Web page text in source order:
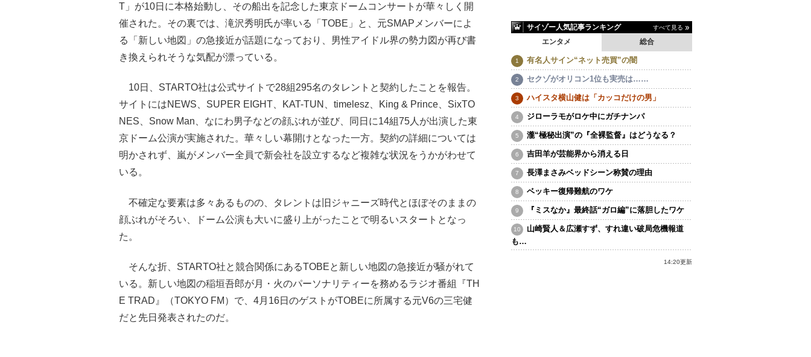
T」が10日に本格始動し、その船出を記念した東京ドームコンサートが華々しく開
催された。その裏では、滝沢秀明氏が率いる「TOBE」と、元SMAPメンバーによ
る「新しい地図」の急接近が話題になっており、男性アイドル界の勢力図が再び書
き換えられそうな気配が漂っている。
10日、STARTO社は公式サイトで28組295名のタレントと契約したことを報告。
サイトにはNEWS、SUPER EIGHT、KAT-TUN、timelesz、King & Prince、SixTO
NES、Snow Man、なにわ男子などの顔ぶれが並び、同日に14組75人が出演した東
京ドーム公演が実施された。華々しい幕開けとなった一方。契約の詳細については
明かされず、嵐がメンバー全員で新会社を設立するなど複雑な状況をうかがわせて
いる。
不確定な要素は多々あるものの、タレントは旧ジャニーズ時代とほぼそのままの
顔ぶれがそろい、ドーム公演も大いに盛り上がったことで明るいスタートとなっ
た。
そんな折、STARTO社と競合関係にあるTOBEと新しい地図の急接近が騒がれて
いる。新しい地図の稲垣吾郎が月・火のパーソナリティーを務めるラジオ番組『TH
E TRAD』（TOKYO FM）で、4月16日のゲストがTOBEに所属する元V6の三宅健
だと先日発表されたのだ。
サイゾー人気記事ランキング すべて見る
エンタメ 総合
有名人サイン“ネット売買”の闇
セクゾがオリコン1位も実売は……
ハイスタ横山健は「カッコだけの男」
ジローラモがロケ中にガチナンパ
瀧“極秘出演”の『全裸監督』はどうなる？
吉田羊が芸能界から消える日
長澤まさみベッドシーン称賛の理由
ベッキー復帰難航のワケ
『ミスなか』最終話“ガロ編”に落胆したワケ
山崎賢人＆広瀬すず、すれ違い破局危機報道
も…
14:20更新